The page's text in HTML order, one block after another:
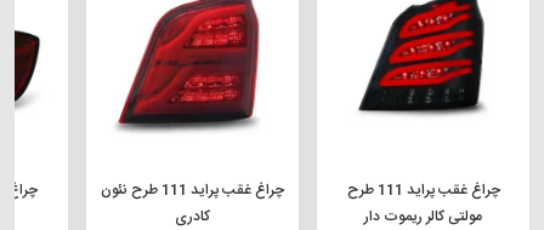
چراغ غقب پراید 111 طرح
مولتی کالر ریموت دار
چراغ غقب پراید 111 طرح نئون
کادری
چراغ خطر